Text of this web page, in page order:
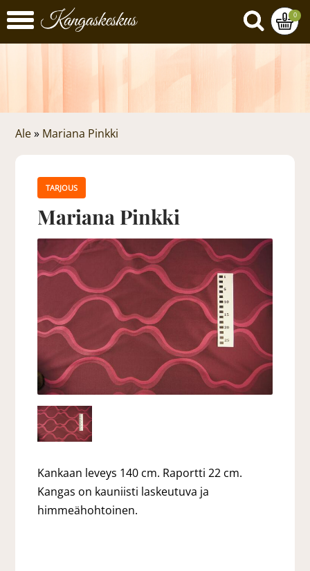
0
Ale » Mariana Pinkki
TARJOUS
Mariana Pinkki
Kankaan leveys 140 cm. Raportti 22 cm.
Kangas on kauniisti laskeutuva ja
himmeähohtoinen.